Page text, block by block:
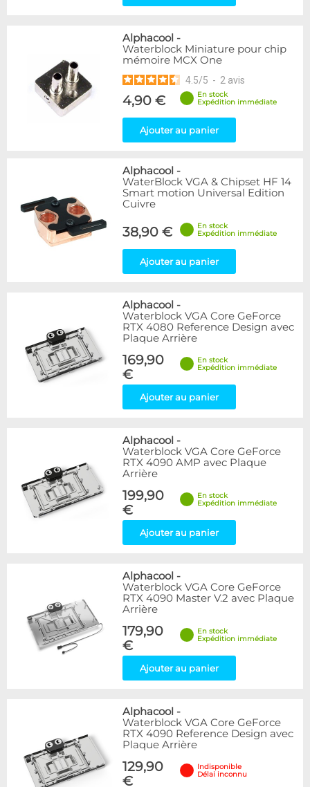
Alphacool -
Waterblock Miniature pour chip
mémoire MCX One
4.5/5 - 2 avis
4,90 €
En stock
Expédition immédiate
Ajouter au panier
Alphacool -
WaterBlock VGA & Chipset HF 14
Smart motion Universal Edition
Cuivre
38,90 €
En stock
Expédition immédiate
Ajouter au panier
Alphacool -
Waterblock VGA Core GeForce
RTX 4080 Reference Design avec
Plaque Arrière
169,90
€
En stock
Expédition immédiate
Ajouter au panier
Alphacool -
Waterblock VGA Core GeForce
RTX 4090 AMP avec Plaque
Arrière
199,90
€
En stock
Expédition immédiate
Ajouter au panier
Alphacool -
Waterblock VGA Core GeForce
RTX 4090 Master V.2 avec Plaque
Arrière
179,90
€
En stock
Expédition immédiate
Ajouter au panier
Alphacool -
Waterblock VGA Core GeForce
RTX 4090 Reference Design avec
Plaque Arrière
129,90
€
Indisponible
Délai inconnu